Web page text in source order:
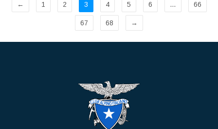
← 1 2 3 4 5 6 … 66
67 68 →